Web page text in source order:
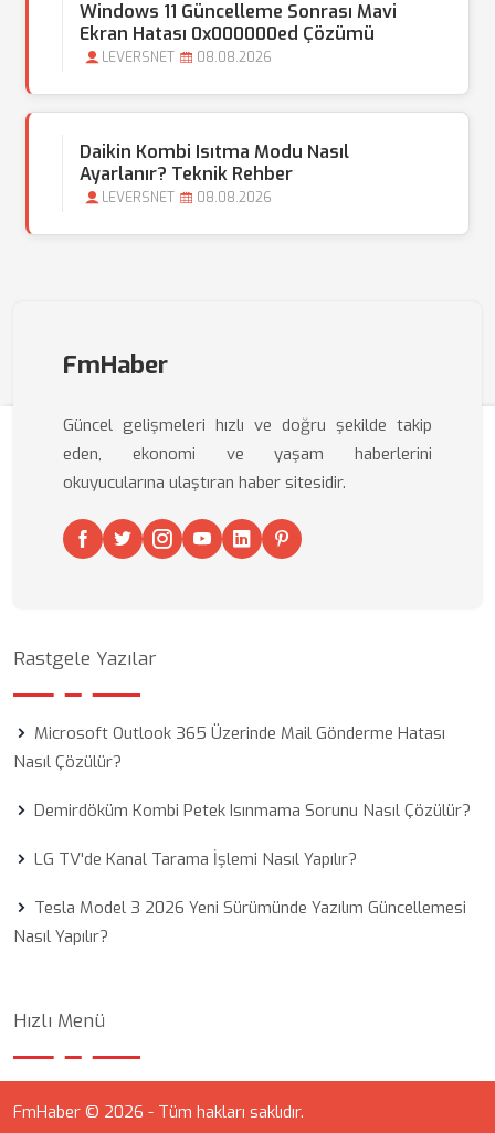
Windows 11 Güncelleme Sonrası Mavi
Ekran Hatası 0x000000ed Çözümü
LEVERSNET 08.08.2026
Daikin Kombi Isıtma Modu Nasıl
Ayarlanır? Teknik Rehber
LEVERSNET 08.08.2026
FmHaber
Güncel gelişmeleri hızlı ve doğru şekilde takip
eden, ekonomi ve yaşam haberlerini
okuyucularına ulaştıran haber sitesidir.
Rastgele Yazılar
Microsoft Outlook 365 Üzerinde Mail Gönderme Hatası
Nasıl Çözülür?
Demirdöküm Kombi Petek Isınmama Sorunu Nasıl Çözülür?
LG TV'de Kanal Tarama İşlemi Nasıl Yapılır?
Tesla Model 3 2026 Yeni Sürümünde Yazılım Güncellemesi
Nasıl Yapılır?
Hızlı Menü
FmHaber © 2026 - Tüm hakları saklıdır.